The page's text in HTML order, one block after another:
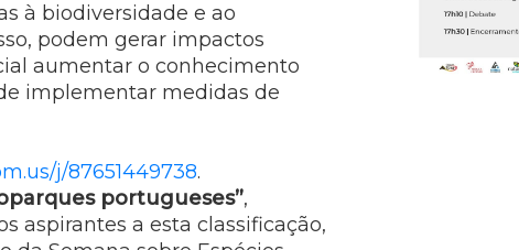
à biodiversidade e ao
podem gerar impactos
aumentar o conhecimento
implementar medidas de
j/87651449738.
portugueses”,
aspirantes a esta classificação,